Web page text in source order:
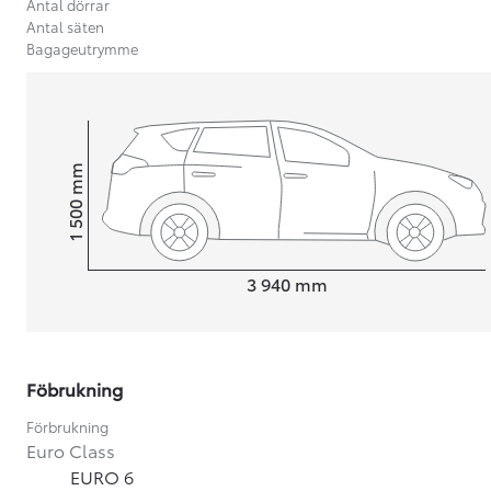
Från 599 900 kr
Nya Corolla Cross
HYBRID
Antal dörrar
Antal säten
Bagageutrymme
3 940 mm
Height1 500
mm
Föbrukning
Förbrukning
Euro Class
EURO 6